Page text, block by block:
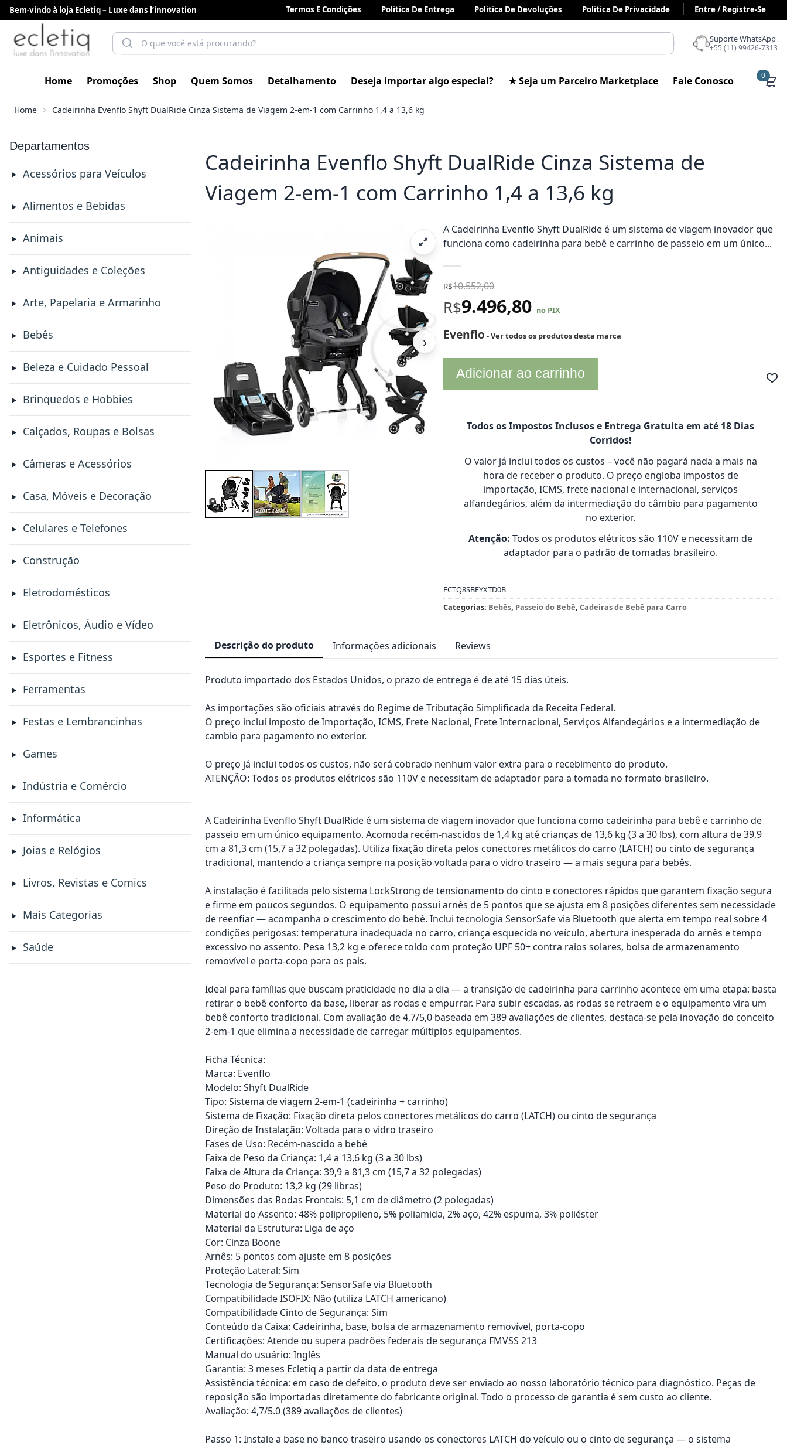
Bem-vindo à loja Ecletiq – Luxe dans l’innovation Termos E Condições Politica De Entrega Politica De Devoluções Politica De Privacidade Entre / Registre-Se
Suporte WhatsApp
+55 (11) 99426-7313
Home Promoções Shop Quem Somos Detalhamento Deseja importar algo especial? ★ Seja um Parceiro Marketplace Fale Conosco 0
Home Cadeirinha Evenflo Shyft DualRide Cinza Sistema de Viagem 2-em-1 com Carrinho 1,4 a 13,6 kg
Departamentos
Acessórios para Veículos
Alimentos e Bebidas
Animais
Antiguidades e Coleções
Arte, Papelaria e Armarinho
Bebês
Beleza e Cuidado Pessoal
Brinquedos e Hobbies
Calçados, Roupas e Bolsas
Câmeras e Acessórios
Casa, Móveis e Decoração
Celulares e Telefones
Construção
Eletrodomésticos
Eletrônicos, Áudio e Vídeo
Esportes e Fitness
Ferramentas
Festas e Lembrancinhas
Games
Indústria e Comércio
Informática
Joias e Relógios
Livros, Revistas e Comics
Mais Categorias
Saúde
Cadeirinha Evenflo Shyft DualRide Cinza Sistema de
Viagem 2-em-1 com Carrinho 1,4 a 13,6 kg
›
A Cadeirinha Evenflo Shyft DualRide é um sistema de viagem inovador que
funciona como cadeirinha para bebê e carrinho de passeio em um único...
R$10.552,00
R$9.496,80 no PIX
Evenflo - Ver todos os produtos desta marca
Adicionar ao carrinho
Todos os Impostos Inclusos e Entrega Gratuita em até 18 Dias
Corridos!
O valor já inclui todos os custos – você não pagará nada a mais na
hora de receber o produto. O preço engloba impostos de
importação, ICMS, frete nacional e internacional, serviços
alfandegários, além da intermediação do câmbio para pagamento
no exterior.
Atenção: Todos os produtos elétricos são 110V e necessitam de
adaptador para o padrão de tomadas brasileiro.
ECTQ8SBFYXTD0B
Categorias: Bebês, Passeio do Bebê,Cadeiras de Bebê para Carro
Descrição do produto Informações adicionais Reviews
Produto importado dos Estados Unidos, o prazo de entrega é de até 15 dias úteis.
As importações são oficiais através do Regime de Tributação Simplificada da Receita Federal.
O preço inclui imposto de Importação, ICMS, Frete Nacional, Frete Internacional, Serviços Alfandegários e a intermediação de
cambio para pagamento no exterior.
O preço já inclui todos os custos, não será cobrado nenhum valor extra para o recebimento do produto.
ATENÇÃO: Todos os produtos elétricos são 110V e necessitam de adaptador para a tomada no formato brasileiro.
A Cadeirinha Evenflo Shyft DualRide é um sistema de viagem inovador que funciona como cadeirinha para bebê e carrinho de
passeio em um único equipamento. Acomoda recém-nascidos de 1,4 kg até crianças de 13,6 kg (3 a 30 lbs), com altura de 39,9
cm a 81,3 cm (15,7 a 32 polegadas). Utiliza fixação direta pelos conectores metálicos do carro (LATCH) ou cinto de segurança
tradicional, mantendo a criança sempre na posição voltada para o vidro traseiro — a mais segura para bebês.
A instalação é facilitada pelo sistema LockStrong de tensionamento do cinto e conectores rápidos que garantem fixação segura
e firme em poucos segundos. O equipamento possui arnês de 5 pontos que se ajusta em 8 posições diferentes sem necessidade
de reenfiar — acompanha o crescimento do bebê. Inclui tecnologia SensorSafe via Bluetooth que alerta em tempo real sobre 4
condições perigosas: temperatura inadequada no carro, criança esquecida no veículo, abertura inesperada do arnês e tempo
excessivo no assento. Pesa 13,2 kg e oferece toldo com proteção UPF 50+ contra raios solares, bolsa de armazenamento
removível e porta-copo para os pais.
Ideal para famílias que buscam praticidade no dia a dia — a transição de cadeirinha para carrinho acontece em uma etapa: basta
retirar o bebê conforto da base, liberar as rodas e empurrar. Para subir escadas, as rodas se retraem e o equipamento vira um
bebê conforto tradicional. Com avaliação de 4,7/5,0 baseada em 389 avaliações de clientes, destaca-se pela inovação do conceito
2-em-1 que elimina a necessidade de carregar múltiplos equipamentos.
Ficha Técnica:
Marca: Evenflo
Modelo: Shyft DualRide
Tipo: Sistema de viagem 2-em-1 (cadeirinha + carrinho)
Sistema de Fixação: Fixação direta pelos conectores metálicos do carro (LATCH) ou cinto de segurança
Direção de Instalação: Voltada para o vidro traseiro
Fases de Uso: Recém-nascido a bebê
Faixa de Peso da Criança: 1,4 a 13,6 kg (3 a 30 lbs)
Faixa de Altura da Criança: 39,9 a 81,3 cm (15,7 a 32 polegadas)
Peso do Produto: 13,2 kg (29 libras)
Dimensões das Rodas Frontais: 5,1 cm de diâmetro (2 polegadas)
Material do Assento: 48% polipropileno, 5% poliamida, 2% aço, 42% espuma, 3% poliéster
Material da Estrutura: Liga de aço
Cor: Cinza Boone
Arnês: 5 pontos com ajuste em 8 posições
Proteção Lateral: Sim
Tecnologia de Segurança: SensorSafe via Bluetooth
Compatibilidade ISOFIX: Não (utiliza LATCH americano)
Compatibilidade Cinto de Segurança: Sim
Conteúdo da Caixa: Cadeirinha, base, bolsa de armazenamento removível, porta-copo
Certificações: Atende ou supera padrões federais de segurança FMVSS 213
Manual do usuário: Inglês
Garantia: 3 meses Ecletiq a partir da data de entrega
Assistência técnica: em caso de defeito, o produto deve ser enviado ao nosso laboratório técnico para diagnóstico. Peças de
reposição são importadas diretamente do fabricante original. Todo o processo de garantia é sem custo ao cliente.
Avaliação: 4,7/5.0 (389 avaliações de clientes)
Passo 1: Instale a base no banco traseiro usando os conectores LATCH do veículo ou o cinto de segurança — o sistema